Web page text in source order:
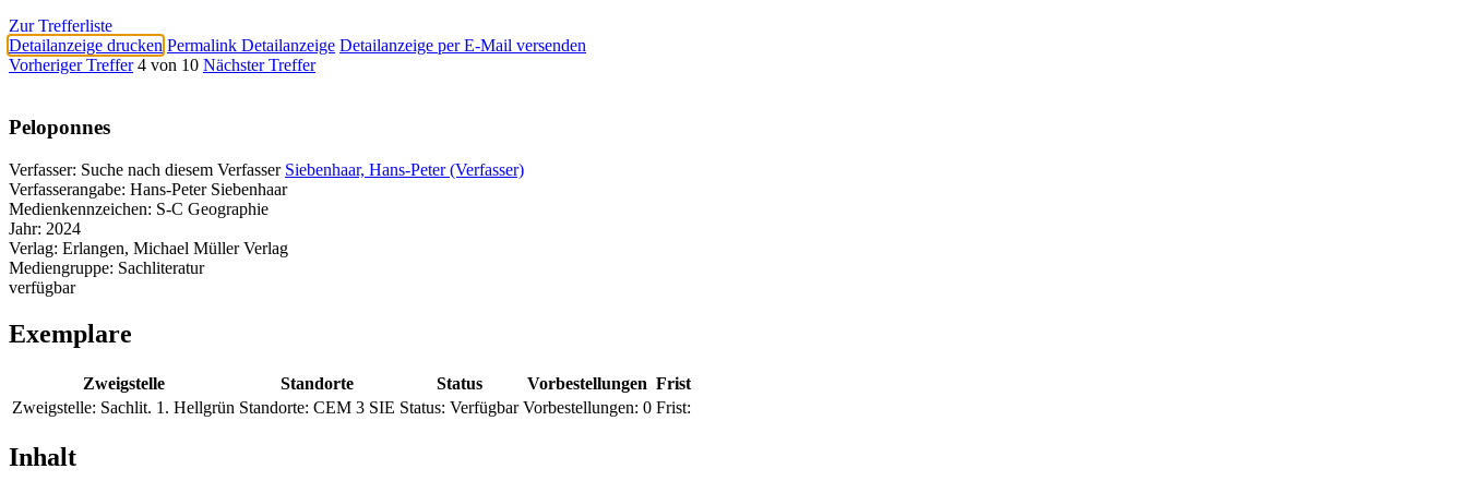
Zur Trefferliste
Detailanzeige drucken Permalink Detailanzeige Detailanzeige per E-Mail versenden
Vorheriger Treffer 4 von 10 Nächster Treffer
Peloponnes
Verfasser: Suche nach diesem Verfasser Siebenhaar, Hans-Peter (Verfasser)
Verfasserangabe: Hans-Peter Siebenhaar
Medienkennzeichen: S-C Geographie
Jahr: 2024
Verlag: Erlangen, Michael Müller Verlag
Mediengruppe: Sachliteratur
verfügbar
Exemplare
Zweigstelle Standorte Status Vorbestellungen Frist
Zweigstelle: Sachlit. 1. Hellgrün Standorte: CEM 3 SIE Status: Verfügbar Vorbestellungen: 0 Frist:
Inhalt